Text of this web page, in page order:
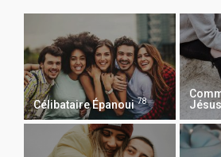
Célibataire Épanoui 78
Jésus